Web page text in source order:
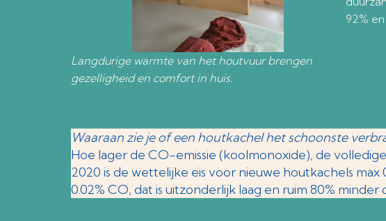
Langdurige warmte van het houtvuur brengen
gezelligheid en comfort in huis.
92%
Waaraan zie je of een houtkachel het schoonste
Hoe lager de CO-emissie (koolmonoxide), de
2020 is de wettelijke eis voor nieuwe houtkachels
0.02% CO, dat is uitzonderlijk laag en ruim 80%